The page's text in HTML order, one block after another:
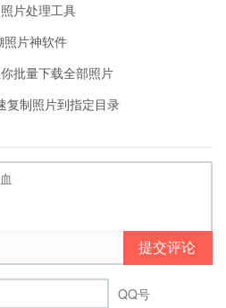
| 来自93876软件园 |
| 纳米
片处理工具
片神软件
批量下载全部照片
复制照片到指定目录
提交评论
QQ号